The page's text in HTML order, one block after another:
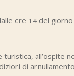
ore 14 del
turistica,
di